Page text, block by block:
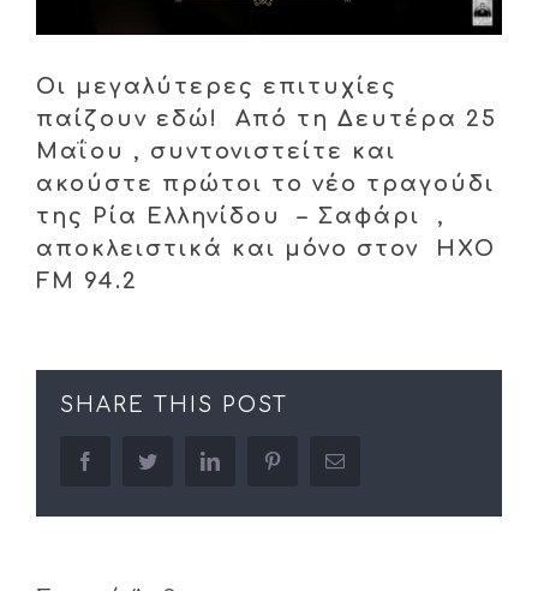
Οι μεγαλύτερες επιτυχίες
παίζουν εδώ! Από τη Δευτέρα 25
Μαΐου , συντονιστείτε και
ακούστε πρώτοι το νέο τραγούδι
της Ρία Ελληνίδου – Σαφάρι ,
αποκλειστικά και μόνο στον ΗΧΟ
FM 94.2
SHARE THIS POST
facebooktwitter linkedin pinterestEmail